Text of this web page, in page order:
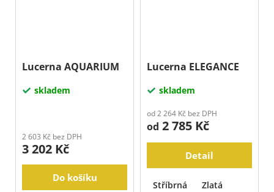
Lucerna AQUARIUM
skladem
2 603 Kč bez DPH
3 202 Kč
Do košíku
Lucerna ELEGANCE
skladem
od 2 264 Kč bez DPH
od 2 785 Kč
Detail
Stříbrná Zlatá